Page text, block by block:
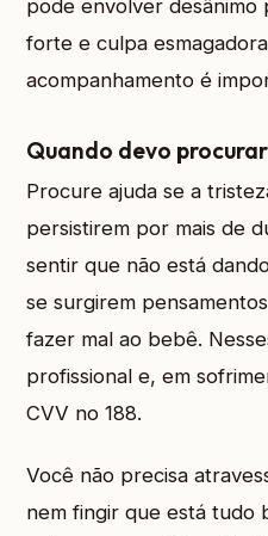
pode envolver desânimo
forte e culpa
acompanhamento é
Quando devo
Procure ajuda se a
persistirem por mais de
sentir que não está
se surgirem
fazer mal ao bebê.
profissional e, em
CVV no 188.
Você não precisa
nem fingir que está tudo